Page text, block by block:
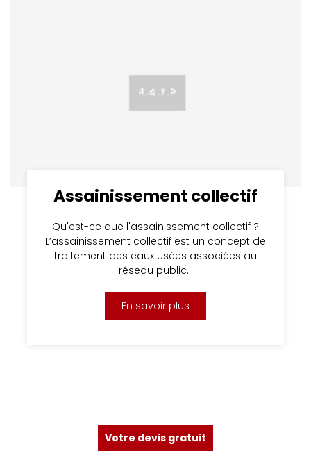
Assainissement collectif
Qu'est-ce que l'assainissement collectif ?
L’assainissement collectif est un concept de
traitement des eaux usées associées au
réseau public…
En savoir plus
Votre devis gratuit